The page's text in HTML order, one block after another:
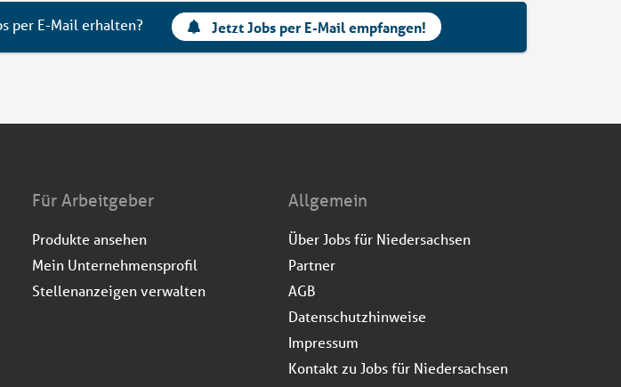
per E-Mail erhalten? Jetzt Jobs per E-Mail empfangen!
Für Arbeitgeber
Produkte ansehen
Mein Unternehmensprofil
Stellenanzeigen verwalten
Allgemein
Über Jobs für Niedersachsen
Partner
AGB
Datenschutzhinweise
Impressum
Kontakt zu Jobs für Niedersachsen